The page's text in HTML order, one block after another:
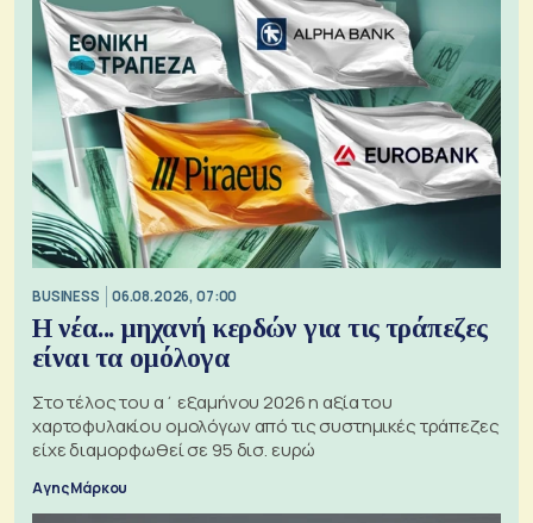
BUSINESS 06.08.2026, 07:00
Η νέα... μηχανή κερδών για τις τράπεζες
είναι τα ομόλογα
Στο τέλος του α΄ εξαμήνου 2026 η αξία του
χαρτοφυλακίου ομολόγων από τις συστημικές τράπεζες
είχε διαμορφωθεί σε 95 δισ. ευρώ
Αγης Μάρκου